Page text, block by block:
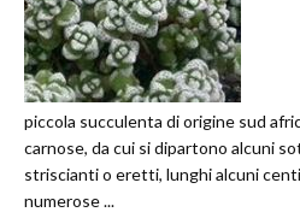
piccola succulenta di origine sud
carnose, da cui si dipartono alcuni
striscianti o eretti, lunghi alcuni
numerose ...